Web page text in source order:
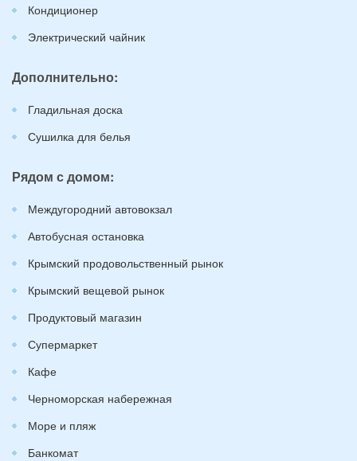
Кондиционер
Электрический чайник
Дополнительно:
Гладильная доска
Сушилка для белья
Рядом с домом:
Междугородний автовокзал
Автобусная остановка
Крымский продовольственный рынок
Крымский вещевой рынок
Продуктовый магазин
Супермаркет
Кафе
Черноморская набережная
Море и пляж
Банкомат